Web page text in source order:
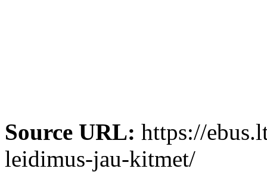
Source URL: https://
leidimus-jau-kitmet/